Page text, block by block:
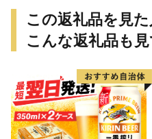
この返礼品を見
こんな返礼品も